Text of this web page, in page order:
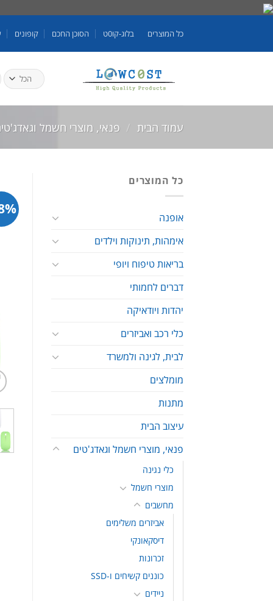
כל המוצרים בלוג-קו0ט הסוכן החכם קופונים
עמוד הבית / פנאי, מוצרי חשמל
כל המוצרים
אופנה
אימהות, תינוקות וילדים
בריאות טיפוח ויופי
דברים לחמותי
יהדות ויודאיקה
כלי רכב ואביזרים
לבית, לגינה ולמשרד
מומלצים
מתנות
עיצוב הבית
פנאי, מוצרי חשמל וגאדג'טים
כלי נגינה
מוצרי חשמל
מחשבים
אביזרים משלימים
דיסקאונקי
זכרונות
כוננים קשיחים ו-SSD
ניידים